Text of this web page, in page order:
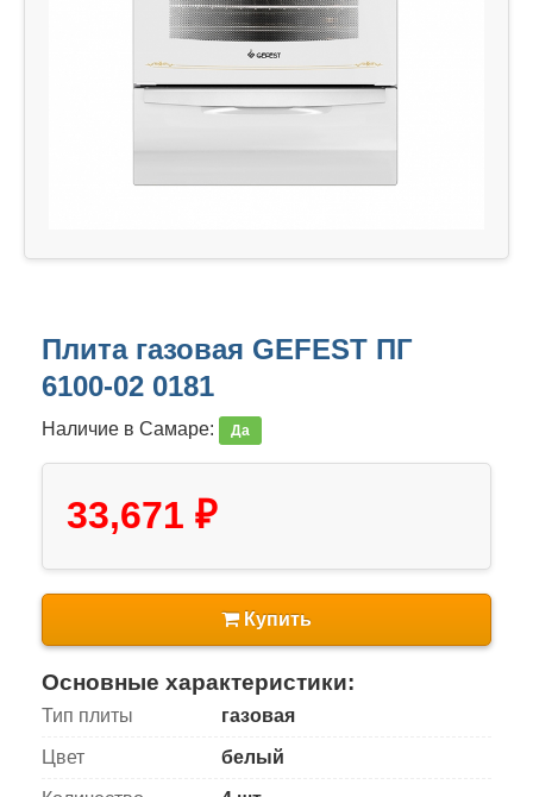
Плита газовая GEFEST ПГ
6100-02 0181
Наличие в Самаре: Да
33,671 ₽
Купить
Основные характеристики:
Тип плиты газовая
Цвет белый